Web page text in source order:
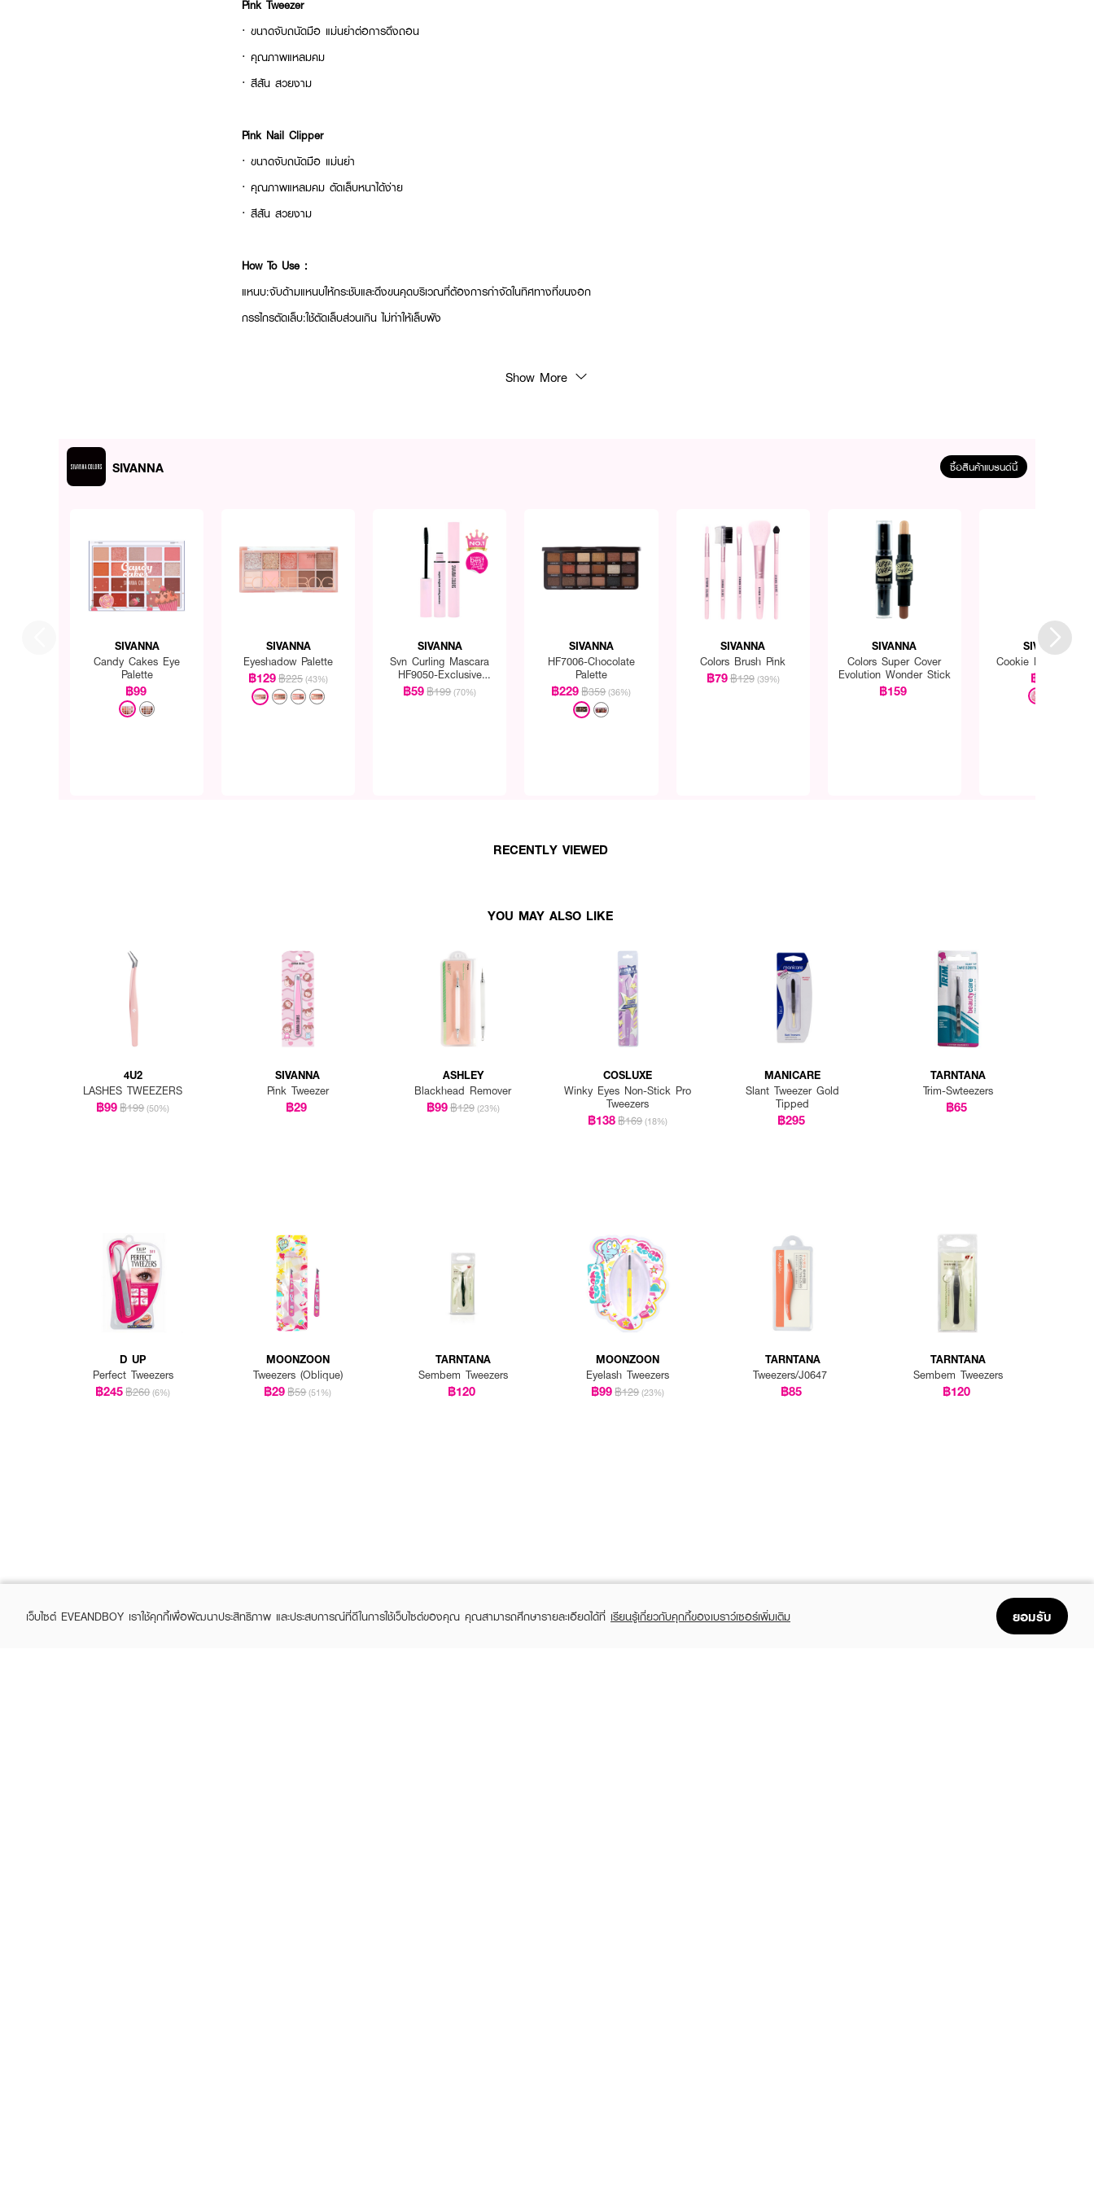
Pink Tweezer
· ขนาดจับถนัดมือ แม่นยำต่อการดึงถอน
· คุณภาพแหลมคม
· สีสัน สวยงาม
Pink Nail Clipper
· ขนาดจับถนัดมือ แม่นยำ
· คุณภาพแหลมคม ตัดเล็บหนาได้ง่าย
· สีสัน สวยงาม
How To Use :
แหนบ:จับด้ามแหนบให้กระชับและดึงขนคุดบริเวณที่ต้องการกำจัดในทิศทางที่ขนงอก
กรรไกรตัดเล็บ:ใช้ตัดเล็บส่วนเกิน ไม่ทำให้เล็บพัง
Show More
SIVANNA ซื้อสินค้าแบรนด์นี้
SIVANNA
Candy Cakes Eye
Palette
฿99
SIVANNA
Eyeshadow Palette
฿129฿225 (43%)
SIVANNA
Svn Curling Mascara
HF9050-Exclusive
EVEANDBOY
฿59฿199 (70%)
SIVANNA
HF7006-Chocolate
Palette
฿229฿359 (36%)
SIVANNA
Colors Brush Pink
฿79฿129 (39%)
SIVANNA
Colors Super Cover
Evolution Wonder Stick
฿159
SIVANNA
Cookie Baked
฿249
RECENTLY VIEWED
YOU MAY ALSO LIKE
4U2
LASHES TWEEZERS
฿99฿199 (50%)
SIVANNA
Pink Tweezer
฿29
ASHLEY
Blackhead Remover
฿99฿129 (23%)
COSLUXE
Winky Eyes Non-Stick Pro
Tweezers
฿138฿169 (18%)
MANICARE
Slant Tweezer Gold
Tipped
฿295
TARNTANA
Trim-Swteezers
฿65
D UP
Perfect Tweezers
฿245฿260 (6%)
MOONZOON
Tweezers (Oblique)
฿29฿59 (51%)
TARNTANA
Sembem Tweezers
฿120
MOONZOON
Eyelash Tweezers
฿99฿129 (23%)
TARNTANA
Tweezers/J0647
฿85
TARNTANA
Sembem Tweezers
฿120
เว็บไซต์ EVEANDBOY เราใช้คุกกี้เพื่อพัฒนาประสิทธิภาพ และประสบการณ์ที่ดีในการใช้เว็บไซต์ของคุณ คุณสามารถศึกษารายละเอียดได้ที่ เรียนรู้เกี่ยวกับคุกกี้ของเบราว์เซอร์เพิ่มเติม ยอมรับ